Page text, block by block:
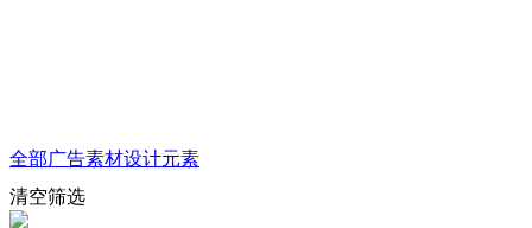
全部广告素材设计元素
清空筛选